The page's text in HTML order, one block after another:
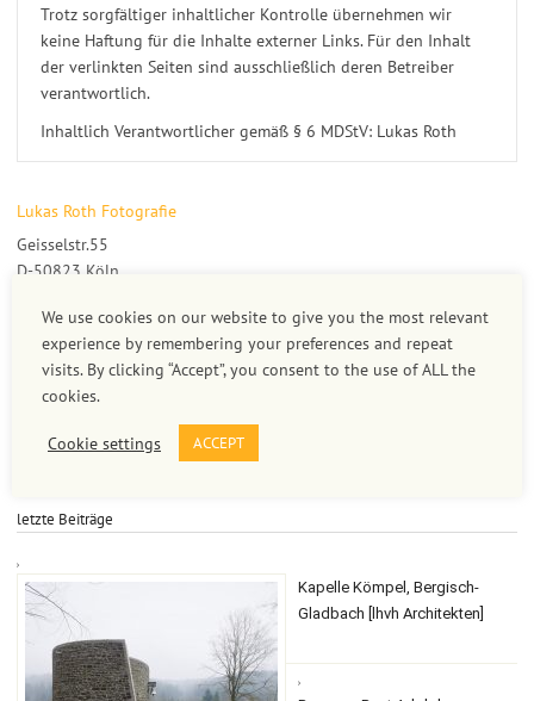
Trotz sorgfältiger inhaltlicher Kontrolle übernehmen wir
keine Haftung für die Inhalte externer Links. Für den Inhalt
der verlinkten Seiten sind ausschließlich deren Betreiber
verantwortlich.
Inhaltlich Verantwortlicher gemäß § 6 MDStV: Lukas Roth
Lukas Roth Fotografie
Geisselstr.55
D-50823 Köln
mob +49 172 2530470
e-mail kontakt(at)lukas-roth.de
steuer-nr 217/5214/1304
ust-id de151590188
letzte Beiträge
Kapelle Kömpel, Bergisch-
Gladbach [lhvh Architekten]
We use cookies on our website to give you the most relevant
experience by remembering your preferences and repeat
visits. By clicking “Accept”, you consent to the use of ALL the
cookies.
Cookie settings ACCEPT